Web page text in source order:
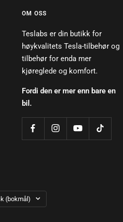
OM OSS
Teslabs er din butikk for
høykvalitets Tesla-tilbehør og
tilbehør for enda mer
kjøreglede og komfort.
Fordi den er mer enn bare en
bil.
(bokmål)